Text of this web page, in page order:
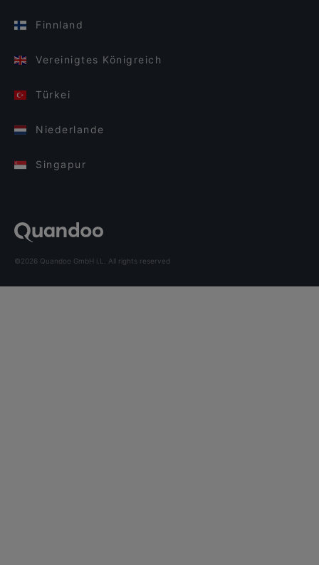
Finnland
Vereinigtes Königreich
Türkei
Niederlande
Singapur
©2026 Quandoo GmbH i.L. All rights reserved